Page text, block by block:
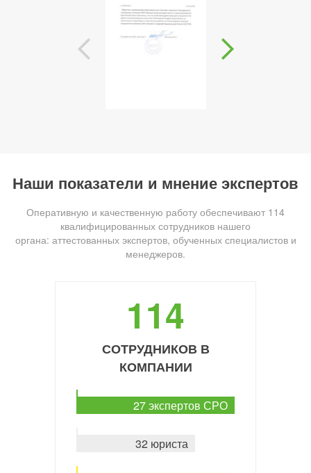
Наши показатели и мнение экспертов
Оперативную и качественную работу обеспечивают 114
квалифицированных сотрудников нашего
органа: аттестованных экспертов, обученных специалистов и
менеджеров.
114
СОТРУДНИКОВ В
КОМПАНИИ
27 экспертов СРО
32 юриста